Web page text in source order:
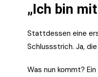
„Ich bin
Stattdessen eine
Schlussstrich. Ja,
Was nun kommt?